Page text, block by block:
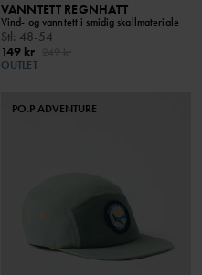
VANNTETT REGNHATT
Vind- og vanntett i smidig skallmateriale
Stl: 48-54
149 kr
OUTLET
PO.P ADVENTURE